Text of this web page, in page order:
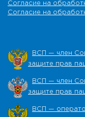
Согласие на
Согласие на
ВСП — член
защите прав
ВСП — член
защите прав
ВСП —